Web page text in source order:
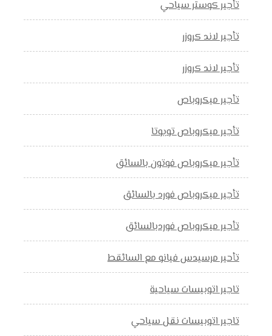
تأجير كوستر سياحي
تأجير لاند كروزر
تأجير لاند كروزر
تأجير ميكروباص
تأجير ميكروباص تويوتا
تأجير ميكروباص فوتون بالسائق
تأجير ميكروباص فورد بالسائق
تأجير ميكروباص فوردبالسائق
تأحير مرسيدس فيانو مع السائقط
تاجير اتوبيسات سياحية
تاجير اتوبيسات نقل سياحي